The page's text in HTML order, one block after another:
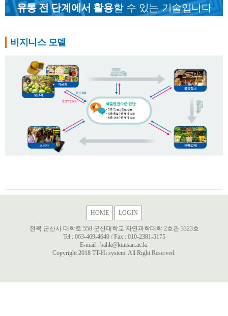
다운로드
유통 전 단계에서 활용할 수 있는 기술입니다
비지니스 모델
HOME LOGIN
전북 군산시 대학로 558 군산대학교 자연과학대학 2호관 3323호
Tel : 063-469-4640/ Fax : 010-2381-5175
E-mail : bahk@kunsan.ac.kr
Copyright 2018 TT-Hi system. All Right Reserved.